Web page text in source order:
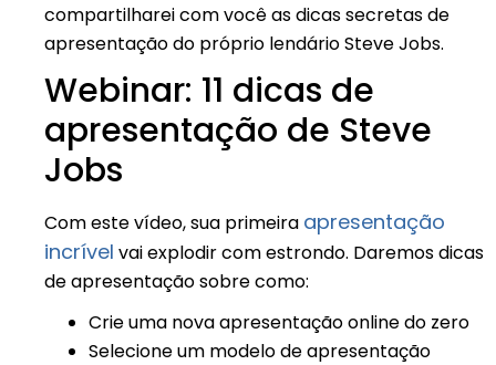
compartilharei com você as dicas secretas de
apresentação do próprio lendário Steve Jobs.
Webinar: 11 dicas de
apresentação de Steve
Jobs
Com este vídeo, sua primeira apresentação
incrível vai explodir com estrondo. Daremos dicas
de apresentação sobre como:
Crie uma nova apresentação online do zero
Selecione um modelo de apresentação